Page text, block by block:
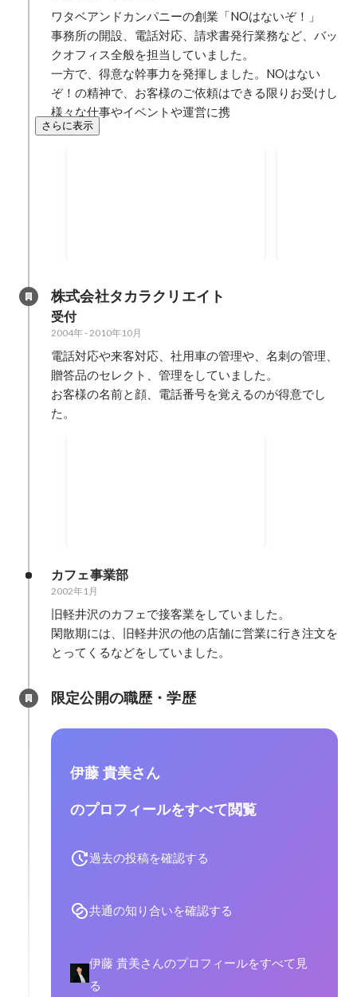
ワタベアンドカンパニーの創業「NOはないぞ！」
事務所の開設、電話対応、請求書発行業務など、バッ
クオフィス全般を担当していました。
一方で、得意な幹事力を発揮しました。NOはない
ぞ！の精神で、お客様のご依頼はできる限りお受けし
様々な仕事やイベントや運営に携
さらに表示
株式会社タカラクリエイト
受付
2004年-2010年10月
電話対応や来客対応、社用車の管理や、名刺の管理、
贈答品のセレクト、管理をしていました。
お客様の名前と顔、電話番号を覚えるのが得意でし
た。
た。
カフェ事業部
2002年1月
旧軽井沢のカフェで接客業をしていました。
閑散期には、旧軽井沢の他の店舗に営業に行き注文を
とってくるなどをしていました。
限定公開の職歴・学歴
伊藤 貴美さん
のプロフィールをすべて閲覧
過去の投稿を確認する
共通の知り合いを確認する
伊藤 貴美さんのプロフィールをすべて見
る